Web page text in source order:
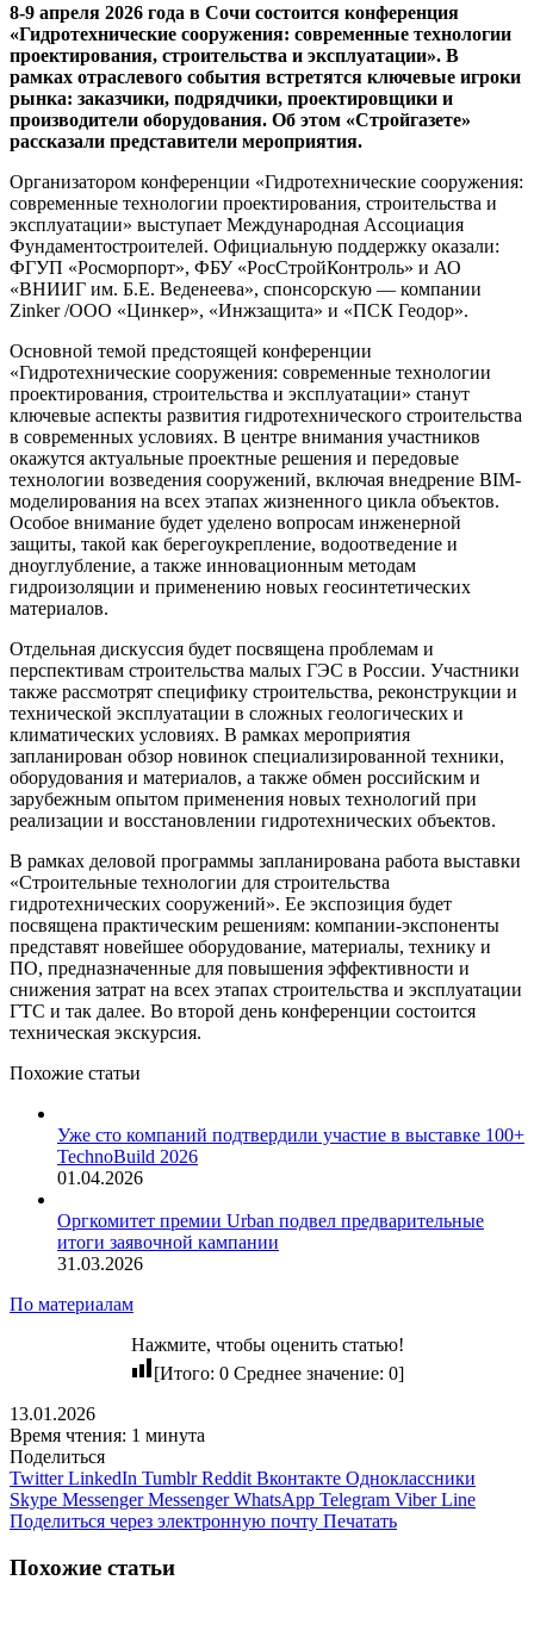
8-9 апреля 2026 года в Сочи состоится конференция
«Гидротехнические сооружения: современные технологии
проектирования, строительства и эксплуатации». В
рамках отраслевого события встретятся ключевые игроки
рынка: заказчики, подрядчики, проектировщики и
производители оборудования. Об этом «Стройгазете»
рассказали представители мероприятия.
Организатором конференции «Гидротехнические сооружения:
современные технологии проектирования, строительства и
эксплуатации» выступает Международная Ассоциация
Фундаментостроителей. Официальную поддержку оказали:
ФГУП «Росморпорт», ФБУ «РосСтройКонтроль» и АО
«ВНИИГ им. Б.Е. Веденеева», спонсорскую — компании
Zinker /ООО «Цинкер», «Инжзащита» и «ПСК Геодор».
Основной темой предстоящей конференции
«Гидротехнические сооружения: современные технологии
проектирования, строительства и эксплуатации» станут
ключевые аспекты развития гидротехнического строительства
в современных условиях. В центре внимания участников
окажутся актуальные проектные решения и передовые
технологии возведения сооружений, включая внедрение BIM-
моделирования на всех этапах жизненного цикла объектов.
Особое внимание будет уделено вопросам инженерной
защиты, такой как берегоукрепление, водоотведение и
дноуглубление, а также инновационным методам
гидроизоляции и применению новых геосинтетических
материалов.
Отдельная дискуссия будет посвящена проблемам и
перспективам строительства малых ГЭС в России. Участники
также рассмотрят специфику строительства, реконструкции и
технической эксплуатации в сложных геологических и
климатических условиях. В рамках мероприятия
запланирован обзор новинок специализированной техники,
оборудования и материалов, а также обмен российским и
зарубежным опытом применения новых технологий при
реализации и восстановлении гидротехнических объектов.
В рамках деловой программы запланирована работа выставки
«Строительные технологии для строительства
гидротехнических сооружений». Ее экспозиция будет
посвящена практическим решениям: компании-экспоненты
представят новейшее оборудование, материалы, технику и
ПО, предназначенные для повышения эффективности и
снижения затрат на всех этапах строительства и эксплуатации
ГТС и так далее. Во второй день конференции состоится
техническая экскурсия.
Похожие статьи
Уже сто компаний подтвердили участие в выставке 100+
TechnoBuild 2026
01.04.2026
Оргкомитет премии Urban подвел предварительные
итоги заявочной кампании
31.03.2026
По материалам
Нажмите, чтобы оценить статью!
[Итого: 0 Среднее значение: 0]
13.01.2026
Время чтения: 1 минута
Поделиться
Twitter LinkedIn Tumblr Reddit Вконтакте Одноклассники
Skype Messenger Messenger WhatsApp Telegram Viber Line
Поделиться через электронную почту Печатать
Похожие статьи